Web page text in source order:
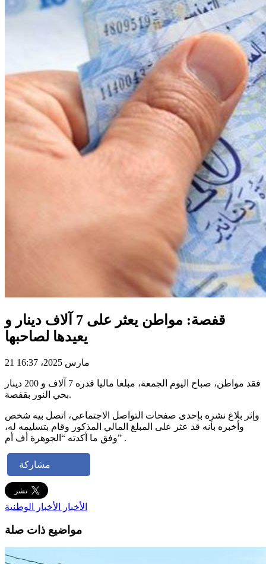
قفصة: مواطن يعثر على 7 آلاف دينار و
21 مارس 2025، 16:37
فقد مواطن، صباح اليوم الجمعة، مبلغا ماليا قدره 7 آلاف و 200 دينار
بحي النور بقفصة.
وإثر بلاغ نشره بإحدى صفحات التواصل الاجتماعي، اتصل بيه شخص
وأخبره بأنه قد عثر على المبلغ المالي المذكور وقام بتسليمه له،
وفق ما أكدته “الجوهرة أف أم” .
مشاركة
الأخبار الأخبار الوطنية
مواضيع ذات صلة